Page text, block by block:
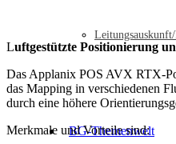
BG-Themenwelt
Luftgestützte Positionierung
Das Applanix POS AVX RTX-
das Mapping in verschiedenen
durch eine höhere
Merkmale und Vorteile sind: